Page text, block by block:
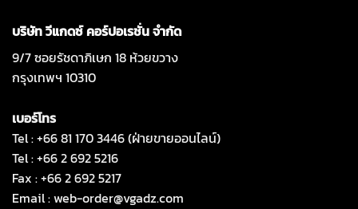
บริษัท วีแกดซ์ คอร์ปอเรชั่น จำกัด
9/7 ซอยรัชดาภิเษก 18 ห้วยขวาง
กรุงเทพฯ 10310
เบอร์โทร
Tel : +66 81 170 3446 (ฝ่ายขายออนไลน์)
Tel : +66 2 692 5216
Fax : +66 2 692 5217
Email :web-order@vgadz.com